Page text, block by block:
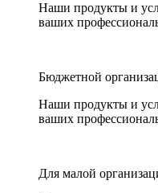
Наши продукты и
ваших
Бюджетной
Наши продукты и
ваших
Для малой